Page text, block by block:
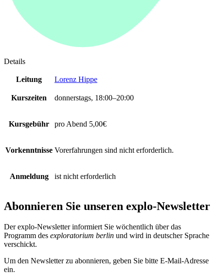
Details
Leitung Lorenz Hippe
Kurszeiten donnerstags, 18:00–20:00
Kursgebühr pro Abend 5,00€
Vorkenntnisse Vorerfahrungen sind nicht erforderlich.
Anmeldung ist nicht erforderlich
Abonnieren Sie unseren explo-Newsletter
Der explo-Newsletter informiert Sie wöchentlich über das
Programm des exploratorium berlin und wird in deutscher Sprache
verschickt.
Um den Newsletter zu abonnieren, geben Sie bitte E-Mail-Adresse
ein.